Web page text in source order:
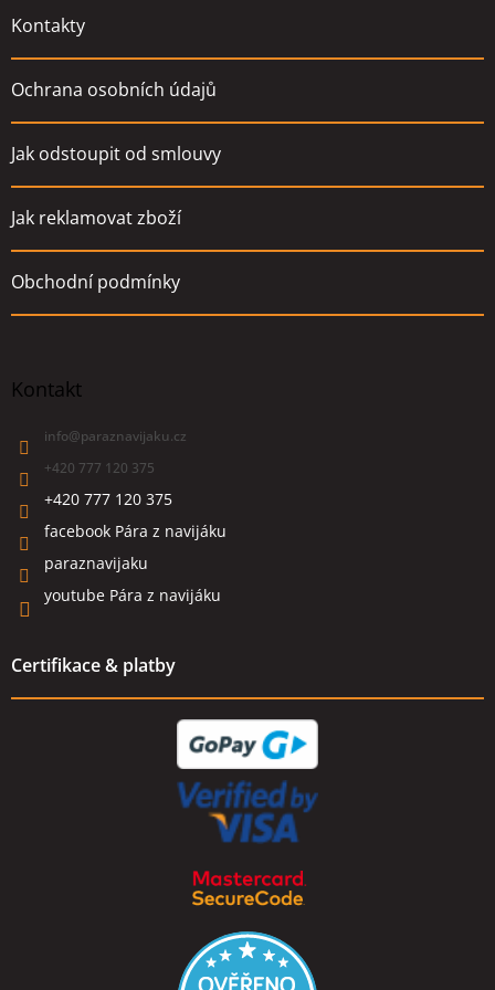
Kontakty
Ochrana osobních údajů
Jak odstoupit od smlouvy
Jak reklamovat zboží
Obchodní podmínky
Kontakt
info@paraznavijaku.cz
+420 777 120 375
+420 777 120 375
facebook Pára z navijáku
paraznavijaku
youtube Pára z navijáku
Certifikace & platby